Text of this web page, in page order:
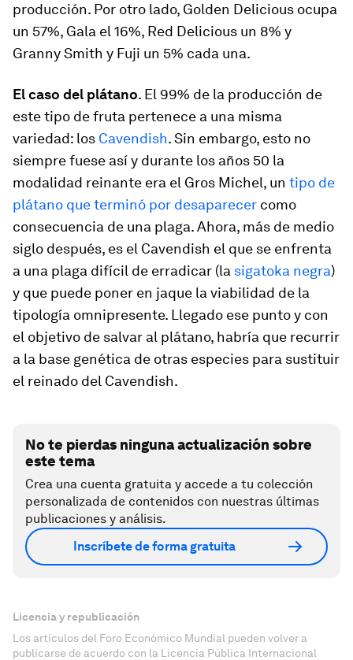
producción. Por otro lado, Golden Delicious ocupa
un 57%, Gala el 16%, Red Delicious un 8% y
Granny Smith y Fuji un 5% cada una.
El caso del plátano. El 99% de la producción de
este tipo de fruta pertenece a una misma
variedad: los Cavendish. Sin embargo, esto no
siempre fuese así y durante los años 50 la
modalidad reinante era el Gros Michel, un tipo de
plátano que terminó por desaparecer como
consecuencia de una plaga. Ahora, más de medio
siglo después, es el Cavendish el que se enfrenta
a una plaga difícil de erradicar (la sigatoka negra)
y que puede poner en jaque la viabilidad de la
tipología omnipresente. Llegado ese punto y con
el objetivo de salvar al plátano, habría que recurrir
a la base genética de otras especies para sustituir
el reinado del Cavendish.
No te pierdas ninguna actualización sobre
este tema
Crea una cuenta gratuita y accede a tu colección
personalizada de contenidos con nuestras últimas
publicaciones y análisis.
Inscríbete de forma gratuita
Licencia y republicación
Los artículos del Foro Económico Mundial pueden volver a
publicarse de acuerdo con la Licencia Pública Internacional